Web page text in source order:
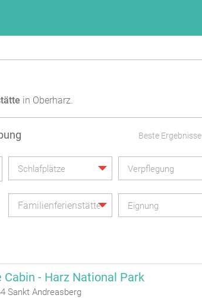
in Oberharz.
Beste Ergebnisse
Schlafplätze Verpflegung
Familienferienstätte Eignung
Cabin - Harz National Park
Sankt Andreasberg